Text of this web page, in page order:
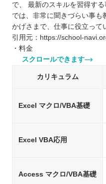
で、 最新のスキルを習得す
では、非常に聞きづらい事も
かげさまで、仕事に役立って
引用元：https://school-
・料金
スクロールできます
カリキュラム
Excel マクロ/VBA基礎
Excel VBA応用
Access マクロ/VBA基礎